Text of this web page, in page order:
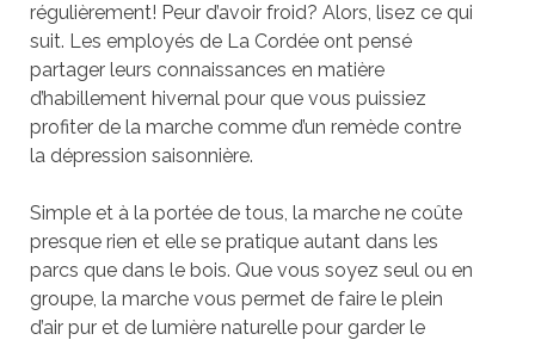
régulièrement! Peur d’avoir froid? Alors, lisez ce qui
suit. Les employés de La Cordée ont pensé
partager leurs connaissances en matière
d’habillement hivernal pour que vous puissiez
profiter de la marche comme d’un remède contre
la dépression saisonnière.
Simple et à la portée de tous, la marche ne coûte
presque rien et elle se pratique autant dans les
parcs que dans le bois. Que vous soyez seul ou en
groupe, la marche vous permet de faire le plein
d’air pur et de lumière naturelle pour garder le